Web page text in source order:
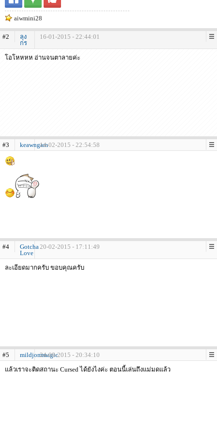
aiwmini28
#2
ลุง
กร
16-01-2015 - 22:44:01
โอโหหหห อ่านจนตาลายค่ะ
#3 keawngam14-02-2015 - 22:54:58
#4
Gotcha
Love
20-02-2015 - 17:11:49
ละเอียดมากครับ ขอบคุณครับ
#5 mildjommagic24-09-2015 - 20:34:10
แล้วเราจะติดสถานะ Cursed ได้ยังไงค่ะ ตอนนี้เล่นถึงแม่มดแล้ว